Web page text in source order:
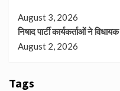
August 3, 2026
निषाद पार्टी कार्यकर्ताओं ने
August 2, 2026
Tags